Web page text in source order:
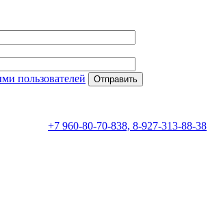
пользователей
+7 960-80-70-838, 8-927-313-88-38